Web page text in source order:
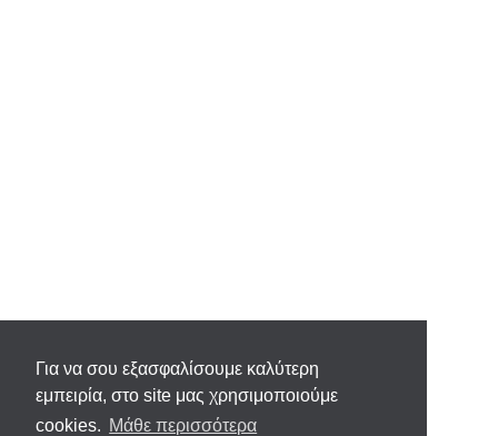
Για να σου εξασφαλίσουμε καλύτερη
εμπειρία, στο site μας χρησιμοποιούμε
cookies. Μάθε περισσότερα